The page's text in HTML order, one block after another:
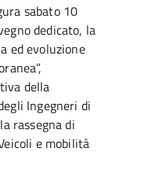
sabato 10
dedicato, la
ed evoluzione
della
Ingegneri di
rassegna di
e mobilità